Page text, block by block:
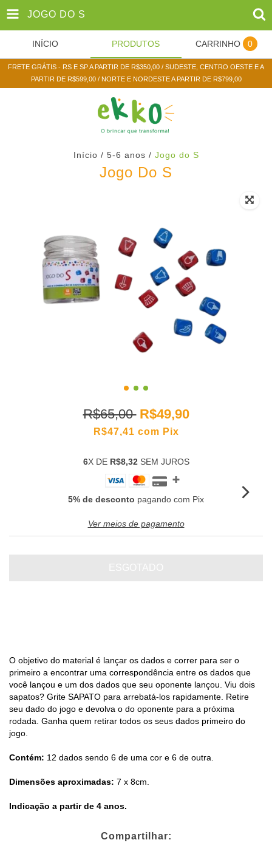
JOGO DO S
INÍCIO PRODUTOS CARRINHO 0
FRETE GRÁTIS - RS E SP A PARTIR DE R$350,00 / SUDESTE, CENTRO OESTE E A
PARTIR DE R$599,00 / NORTE E NORDESTE A PARTIR DE R$799,00
Início / 5-6 anos / Jogo do S
Jogo Do S
R$65,00 R$49,90
R$47,41 com Pix
6X DE R$8,32SEM JUROS
5% de desconto pagando com Pix
Ver meios de pagamento
O objetivo do material é lançar os dados e correr para ser o
primeiro a encontrar uma correspondência entre os dados que
você lançou e um dos dados que seu oponente lançou. Viu dois
sapatos? Grite SAPATO para arrebatá-los rapidamente. Retire
seu dado do jogo e devolva o do oponente para a próxima
rodada. Ganha quem retirar todos os seus dados primeiro do
jogo.
Contém: 12 dados sendo 6 de uma cor e 6 de outra.
Dimensões aproximadas: 7 x 8cm.
Indicação a partir de 4 anos.
Compartilhar: